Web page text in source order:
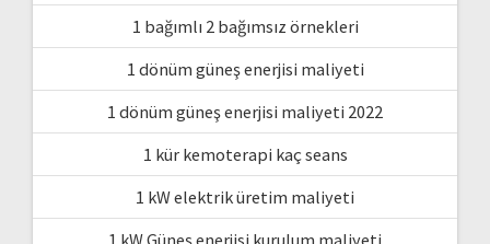
1 bağımlı 2 bağımsız örnekleri
1 dönüm güneş enerjisi maliyeti
1 dönüm güneş enerjisi maliyeti 2022
1 kür kemoterapi kaç seans
1 kW elektrik üretim maliyeti
1 kW Güneş enerjisi kurulum maliyeti